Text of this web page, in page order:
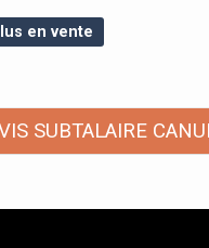
en vente
SUBTALAIRE